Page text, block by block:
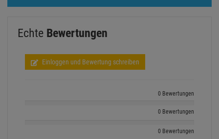
Echte Bewertungen
Einloggen und Bewertung schreiben
0 Bewertungen
0 Bewertungen
0 Bewertungen